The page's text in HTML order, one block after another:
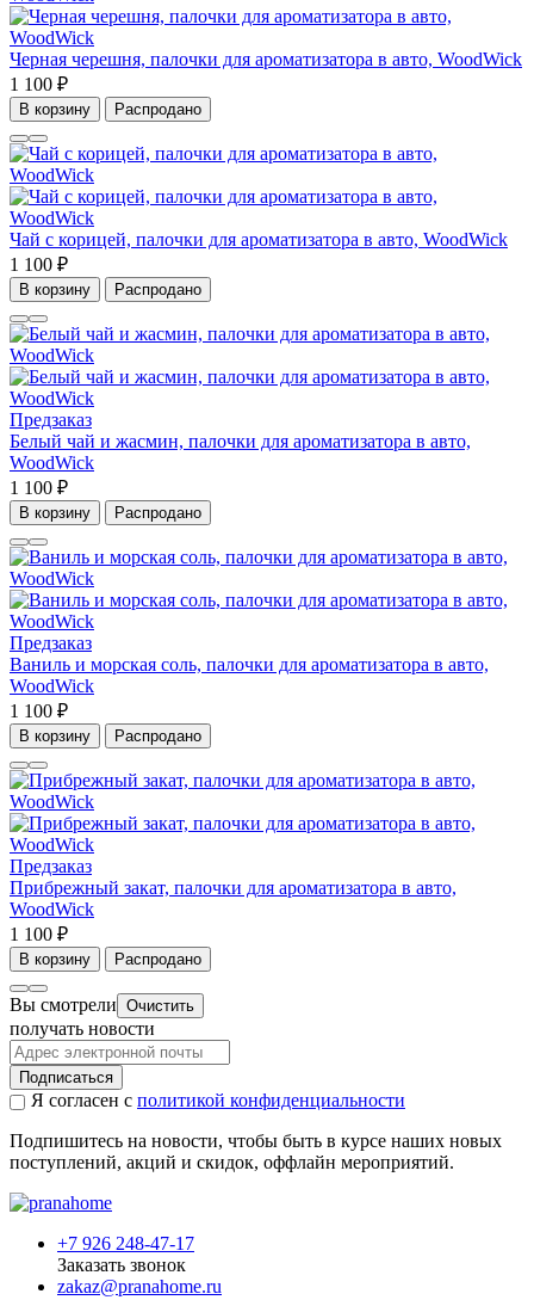
Черная черешня, палочки для ароматизатора в авто, WoodWick
1 100 ₽
В корзину Распродано
Чай с корицей, палочки для ароматизатора в авто, WoodWick
1 100 ₽
В корзину Распродано
Предзаказ
Белый чай и жасмин, палочки для ароматизатора в авто,
WoodWick
1 100 ₽
В корзину Распродано
Предзаказ
Ваниль и морская соль, палочки для ароматизатора в авто,
WoodWick
1 100 ₽
В корзину Распродано
Предзаказ
Прибрежный закат, палочки для ароматизатора в авто,
WoodWick
1 100 ₽
В корзину Распродано
Вы смотрели Очистить
получать новости
Подписаться
Я согласен с политикой конфиденциальности
Подпишитесь на новости, чтобы быть в курсе наших новых
поступлений, акций и скидок, оффлайн мероприятий.
+7 926 248-47-17
Заказать звонок
zakaz@pranahome.ru